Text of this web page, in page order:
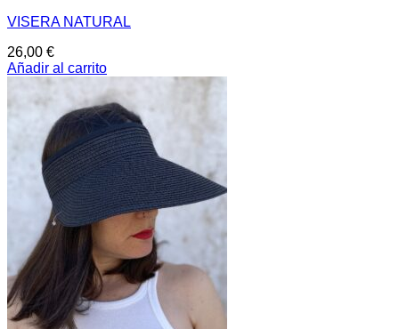
VISERA NATURAL
26,00 €
Añadir al carrito